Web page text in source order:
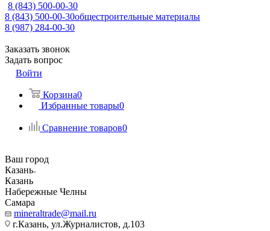
8 (843) 500-00-30
8 (843) 500-00-30общестроительные материалы
8 (987) 284-00-30
Заказать звонок
Задать вопрос
Войти
Корзина0
Избранные товары0
Сравнение товаров0
Ваш город
Казань
Казань
Набережные Челны
Самара
mineraltrade@mail.ru
г.Казань, ул.Журналистов, д.103